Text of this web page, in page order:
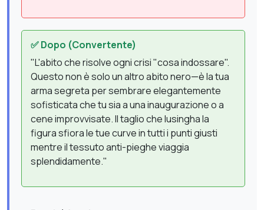
✅ Dopo (Convertente)
"L'abito che risolve ogni crisi "cosa indossare".
Questo non è solo un altro abito nero—è la tua
arma segreta per sembrare elegantemente
sofisticata che tu sia a una inaugurazione o a
cene improvvisate. Il taglio che lusingha la
figura sfiora le tue curve in tutti i punti giusti
mentre il tessuto anti-pieghe viaggia
splendidamente."